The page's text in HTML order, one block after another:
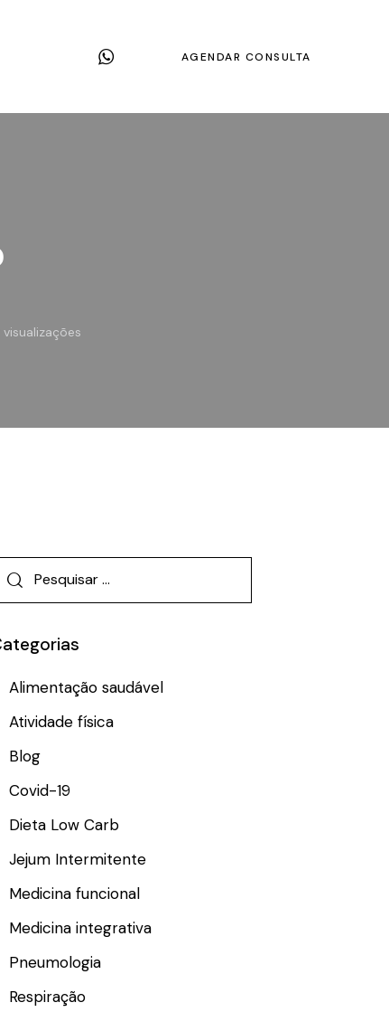
AGENDAR CONSULTA
visualizações
Alimentação saudável
Atividade física
Blog
Covid-19
Dieta Low Carb
Jejum Intermitente
Medicina funcional
Medicina integrativa
Pneumologia
Respiração